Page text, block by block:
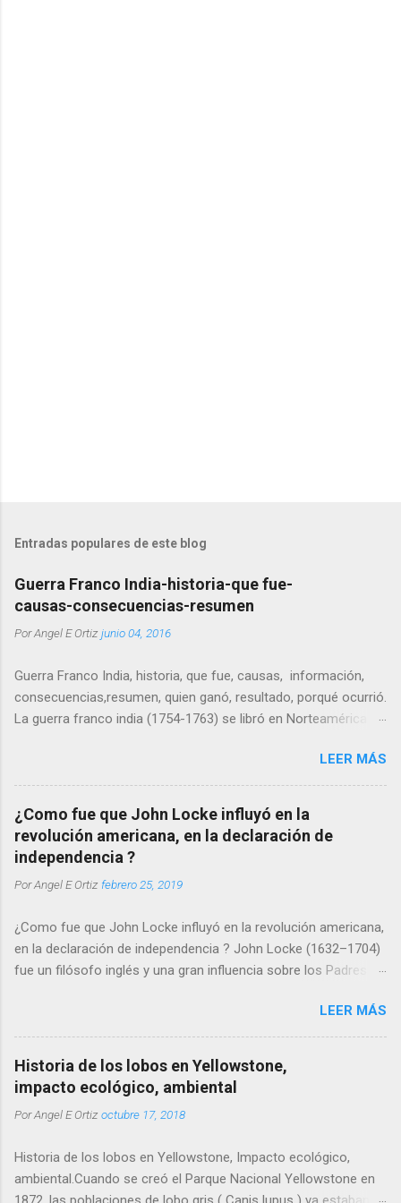
Entradas populares de este blog
Guerra Franco India-historia-que fue-
causas-consecuencias-resumen
PorAngel E Ortiz junio 04, 2016
Guerra Franco India, historia, que fue, causas, información,
consecuencias,resumen, quien ganó, resultado, porqué ocurrió.
La guerra franco india (1754-1763) se libró en Norteamérica
y económicos. Post que viene trasladado. El detonante de
dicha guerra fue la disputa por el territorio que actualmente
ocupa Ohio, logrando poner de su lado, las partes en conflicto,
a colonos y nativos. Esta guerra, la Franco India, hará parte de
la que posteriormente habrá de llamarse guerra de los siete
años, declarada oficialmente en 1756 y finalizada en 1763 entre
estos dos países expansionistas. El término de la guerra
en territorio norteamericano y el comienzo de la dominación
inglesa de dichos territorios, así como el comienzo de las
fricciones recurrentes entre ingleses y colonos americanos, lo
LEER MÁS
¿Como fue que John Locke influyó en la
revolución americana, en la declaración de
independencia ?
PorAngel E Ortiz febrero 25, 2019
¿Como fue que John Locke influyó en la revolución americana,
en la declaración de independencia ? John Locke (1632–1704)
fue un filósofo inglés y una gran influencia sobre los Padres
descarada en las ciencias naturales y la clase media en
ascenso, Locke encarnó los principios de la Ilustración.
LEER MÁS
Historia de los lobos en Yellowstone,
impacto ecológico, ambiental
PorAngel E Ortiz octubre 17, 2018
Historia de los lobos en Yellowstone, Impacto ecológico,
ambiental.Cuando se creó el Parque Nacional Yellowstone en